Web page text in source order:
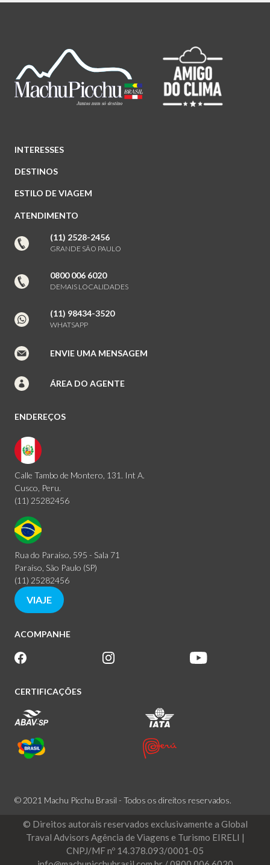
INTERESSES
DESTINOS
ESTILO DE VIAGEM
ATENDIMENTO
(11) 2528-2456
GRANDE SÃO PAULO
0800 006 6020
DEMAIS LOCALIDADES
(11) 98434-3520
WHATSAPP
ENVIE UMA MENSAGEM
ÁREA DO AGENTE
ENDEREÇOS
Calle Tambo de Montero, 131. Int A.
Cusco, Peru.
(11) 25282456
Rua do Paraíso, 595 - Sala 71
Paraíso, São Paulo (SP)
(11) 25282456
VIAJE
ACOMPANHE
CERTIFICAÇÕES
© 2021 Machu Picchu Brasil - Todos os direitos reservados.
© Direitos autorais reservados exclusivamente a Global
Traval Advisors Agência de Viagens e Turismo EIRELI |
CNPJ/MF nº 14.378.093/0001-05